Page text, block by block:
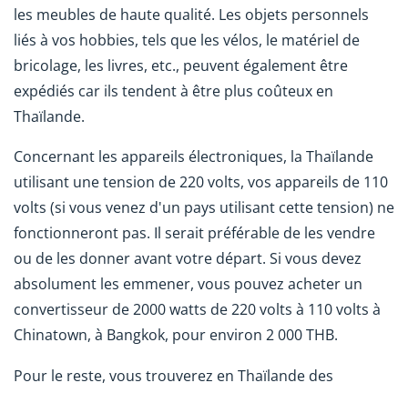
les meubles de haute qualité. Les objets personnels
liés à vos hobbies, tels que les vélos, le matériel de
bricolage, les livres, etc., peuvent également être
expédiés car ils tendent à être plus coûteux en
Thaïlande.
Concernant les appareils électroniques, la Thaïlande
utilisant une tension de 220 volts, vos appareils de 110
volts (si vous venez d'un pays utilisant cette tension) ne
fonctionneront pas. Il serait préférable de les vendre
ou de les donner avant votre départ. Si vous devez
absolument les emmener, vous pouvez acheter un
convertisseur de 2000 watts de 220 volts à 110 volts à
Chinatown, à Bangkok, pour environ 2 000 THB.
Pour le reste, vous trouverez en Thaïlande des